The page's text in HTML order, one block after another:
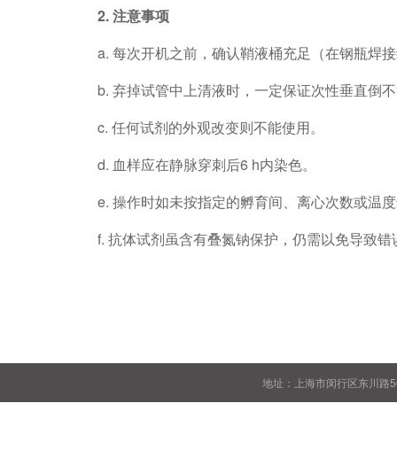
2. 注意事项
a. 每次开机之前，确认鞘液桶充足（在钢瓶焊
b. 弃掉试管中上清液时，一定保证次性垂直倒
c. 任何试剂的外观改变则不能使用。
d. 血样应在静脉穿刺后6 h内染色。
e. 操作时如未按指定的孵育间、离心次数或温
f. 抗体试剂虽含有叠氮钠保护，仍需以免导致错
地址：上海市闵行区东川路